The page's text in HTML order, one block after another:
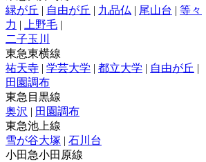
緑が丘 | 自由が丘 | 九品仏 | 尾山台 | 等々
力 | 上野毛 |
二子玉川
東急東横線
祐天寺 | 学芸大学 | 都立大学 | 自由が丘 |
田園調布
東急目黒線
奥沢 | 田園調布
東急池上線
雪が谷大塚 | 石川台
小田急小田原線